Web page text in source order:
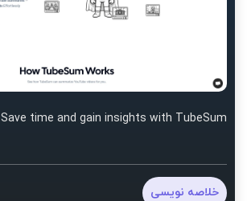
Save time and gain insights with TubeSum
خلاصه نویسی